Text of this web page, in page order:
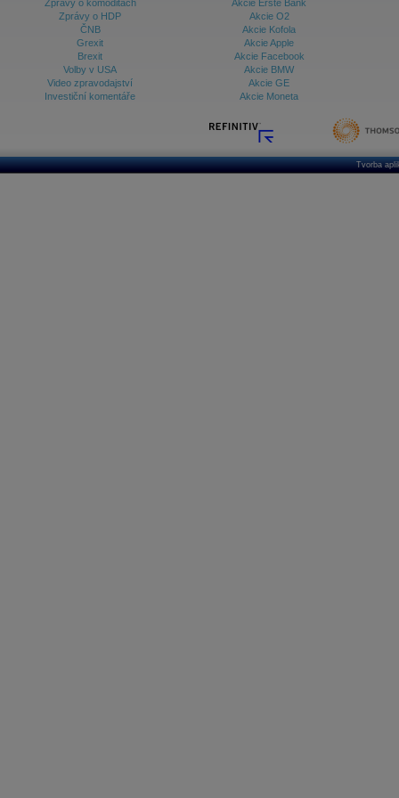
Zprávy o komoditách
Zprávy o HDP
ČNB
Grexit
Brexit
Volby v USA
Video zpravodajství
Investiční komentáře
Akcie Erste Bank
Akcie O2
Akcie Kofola
Akcie Apple
Akcie Facebook
Akcie BMW
Akcie GE
Akcie Moneta
Tvorba